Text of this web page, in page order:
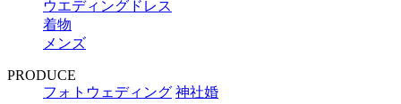
ウエディングドレス
着物
メンズ
PRODUCE
フォトウェディング 神社婚